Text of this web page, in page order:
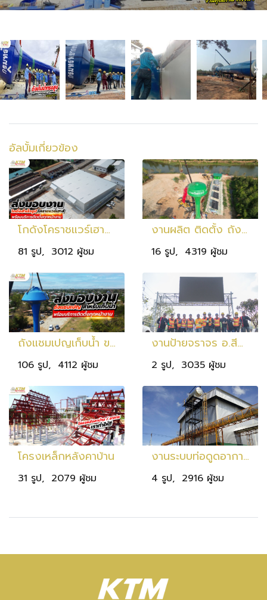
อัลบั้มเกี่ยวข้อง
โกดังโคราชแวร์เฮาส์ ขนาด 2,400 ตร.ม. ที่โคราช ในรูปแบบอาคารโครงสร้างเหล็กถักสำเร็จรูป
81 รูป, 3012 ผู้ชม
งานผลิต ติดตั้ง ถังน้ำทรงแชมเปญ จ.ปราจีนบุรี
16 รูป, 4319 ผู้ชม
ถังแชมเปญเก็บน้ำ ขนาด 20 ลบ.ม. สูง 25 ม. เก็บน้ำ 20,000 ลิตร
106 รูป, 4112 ผู้ชม
งานป้ายจราจร อ.สีคิ้ว
2 รูป, 3035 ผู้ชม
โครงเหล็กหลังคาบ้าน
31 รูป, 2079 ผู้ชม
งานระบบท่อดูดอากาศ จ.เลย
4 รูป, 2916 ผู้ชม